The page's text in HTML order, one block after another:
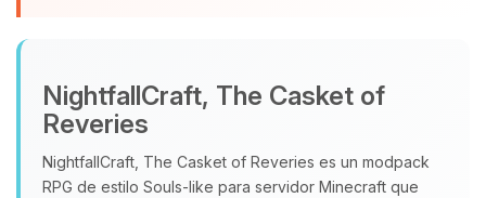
NightfallCraft, The Casket of
Reveries
NightfallCraft, The Casket of Reveries es un modpack
RPG de estilo Souls‑like para servidor Minecraft que
hablar! Soy Choupy, tu pequeno
asistente de BoxToPlay. Cuentame
que necesitas y moveré mis
pequenos circuitos para ayudarte.
08/08/2026 11:29